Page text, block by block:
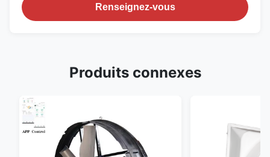
Renseignez-vous
Produits connexes